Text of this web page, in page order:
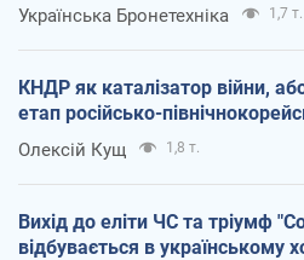
Українська Бронетехніка 1,7 т.
КНДР як каталізатор війни,
етап російсько-
Олексій Кущ 1,8 т.
Вихід до еліти ЧС та тріумф
відбувається в українському